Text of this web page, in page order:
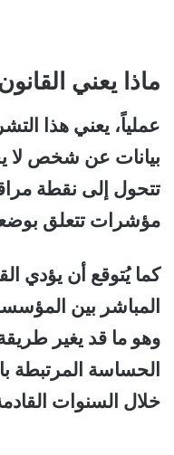
ماذا يعني
عملياً، يعني هذا
بيانات عن شخص لا
تتحول إلى نقطة
مؤشرات تتعلق
كما يُتوقع أن يؤدي
المباشر بين
وهو ما قد يغير
الحساسة المرتبطة
خلال السنوات